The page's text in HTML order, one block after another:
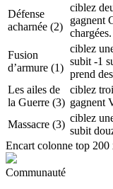
Défense
acharnée (2)
ciblez
gagnent
chargées.
Fusion
d’armure (1)
ciblez
subit -1
prend
Les ailes de
la Guerre (3)
ciblez
gagnent
Massacre (3)
ciblez
subit
Encart colonne top
Communauté